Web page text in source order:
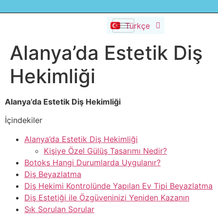
Türkçe
Dansk
Русский
Alanya’da Estetik Diş
Hekimliği
Alanya’da Estetik Diş Hekimliği
İçindekiler
Alanya’da Estetik Diş Hekimliği
Kişiye Özel Gülüş Tasarımı Nedir?
Botoks Hangi Durumlarda Uygulanır?
Diş Beyazlatma
Diş Hekimi Kontrolünde Yapılan Ev Tipi Beyazlatma
Diş Estetiği ile Özgüveninizi Yeniden Kazanın
Sık Sorulan Sorular